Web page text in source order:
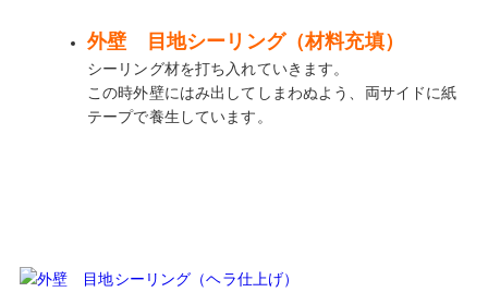
外壁 目地シーリング（材料充填）
シーリング材を打ち入れていきます。
この時外壁にはみ出してしまわぬよう、両サイドに紙
テープで養生しています。